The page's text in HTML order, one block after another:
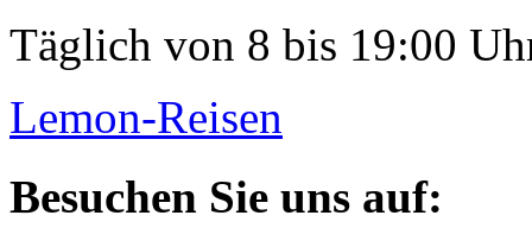
Täglich von 8 bis 19:00
Lemon-Reisen
Besuchen Sie uns auf: